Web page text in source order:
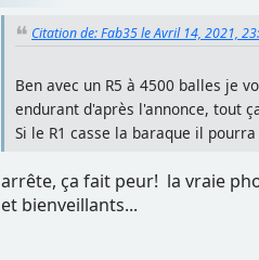
Citation de: Fab35 le Avril 14, 2021,
Ben avec un R5 à 4500 balles je
endurant d'après l'annonce, tout
Si le R1 casse la baraque il
arrête, ça fait peur! la vraie
et bienveillants...